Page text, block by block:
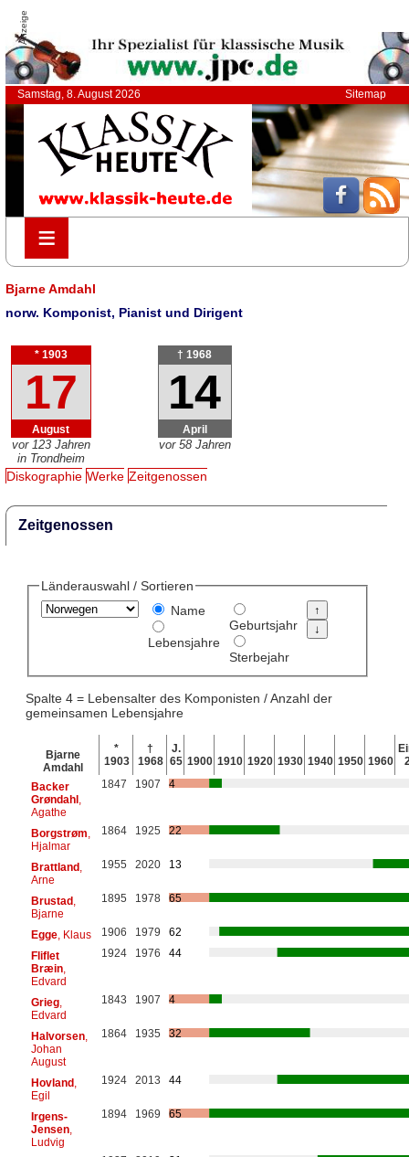
Anzeige
Samstag, 8. August 2026 Sitemap
≡
≡
Bjarne Amdahl
norw. Komponist, Pianist und Dirigent
* 1903
17
August
vor 123 Jahren
in Trondheim
† 1968
14
April
vor 58 Jahren
Diskographie Werke Zeitgenossen
Zeitgenossen
Länderauswahl / Sortieren
Name
Lebensjahre
Geburtsjahr
Sterbejahr
Spalte 4 = Lebensalter des Komponisten / Anzahl der
gemeinsamen Lebensjahre
Bjarne
Amdahl
*
1903
†
1968
J.
65 1900 1910 1920 1930 1940 1950 1960
Backer
Grøndahl,
Agathe
1847 1907 4
Borgstrøm
Hjalmar
1864 1925 22
Brattland,
Arne
1955 2020 13
Brustad,
Bjarne
1895 1978 65
Egge, Klaus 1906 1979
62
Fliflet
Bræin,
Edvard
1924 1976 44
Grieg,
Edvard
1843 1907 4
Halvorsen,
Johan
August
1864 1935 32
Hovland,
Egil
1924 2013 44
Irgens-
Jensen,
Ludvig
1894 1969 65